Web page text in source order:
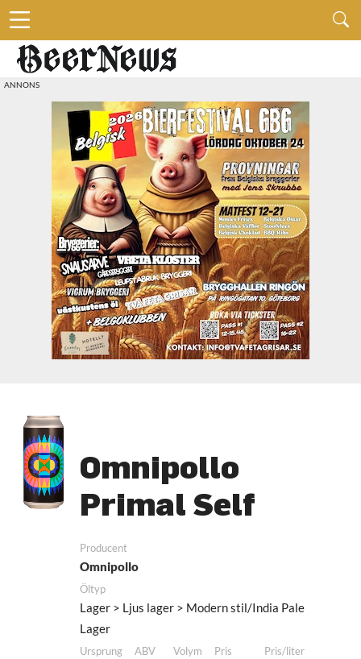
Omnipollo
Primal Self
Producent
Omnipollo
Öltyp
Lager > Ljus lager > Modern stil/India Pale
Lager
Ursprung ABV Volym Pris Pris/liter